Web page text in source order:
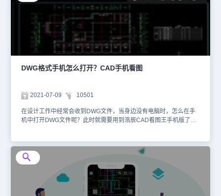
中指定默认打开应用程序为【GstarCAD Launcher 2019】后，点击
下方的【始终使用此应用打开.dwg文件】。如下图所示：方法二：鼠
标右击电脑中的DWG文件，在调出的对话框中点击【属性】。如下
图所示：在调出的【属性】对话框中，点击打开方式后的【更改】按
钮。如下图所示：在跳出的对话框中选择【GstarCAD Launcher
2022】后点击确定。如下图所示：点击【确定】按钮后会跳转回
【属性】对话框，此时打开方式已经更改完成，依次点击【应用】—
【确定】即可。如下图所示：设置完成后DWG文件的默认图标会发
生变化，此时再双击鼠标即可在浩辰CAD软件中打开。如下图所示：
法，你学会了吗？想要了解更多相关CAD教程的话请访问浩辰CAD
软件官网教程专区查看哦！
DWG格式手机怎么打开？CAD手机看图
2021-07-09 10501
在设计工作中经常会收到DWG文件，当身边没有电脑时，怎么在手
机中打开DWG文件呢？此时就需要用到浩辰CAD看图王手机版了，
机中查看DWG文件，首先要下载安装浩辰CAD看图王APP，在手机
应用商店中搜索【CAD看图王】点击下载即可下载安装。如下图所
示：安装完成浩辰CAD看图王APP后，可以直接从第三方程序中点击
DWG文件打开，也可以在浩辰CAD看图王APP的【所有图纸】中找
到需要打开的图纸。如下图所示：浩辰CAD看图王APP除了可以查看
图纸，还可以进行一些简单的编辑操作，如：测量、标注、延伸等。